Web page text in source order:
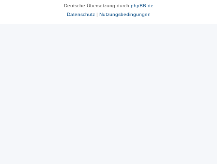
Deutsche Übersetzung durch phpBB.de
Datenschutz| Nutzungsbedingungen